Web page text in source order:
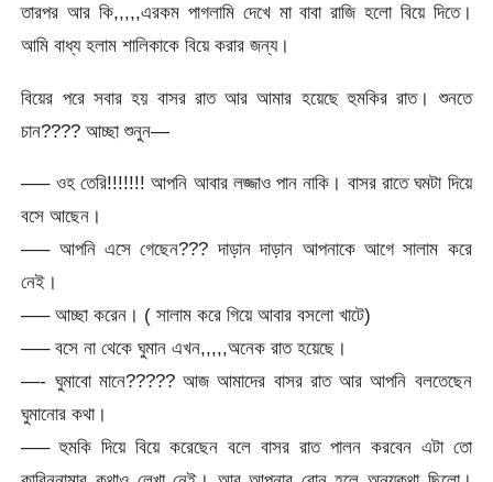
তারপর আর কি,,,,,এরকম পাগলামি দেখে মা বাবা রাজি হলো বিয়ে দিতে।
আমি বাধ্য হলাম শালিকাকে বিয়ে করার জন্য।
বিয়ের পরে সবার হয় বাসর রাত আর আমার হয়েছে হুমকির রাত। শুনতে
চান???? আচ্ছা শুনুন—
—– ওহ তেরি!!!!!!! আপনি আবার লজ্জাও পান নাকি। বাসর রাতে ঘমটা দিয়ে
বসে আছেন।
—– আপনি এসে গেছেন??? দাড়ান দাড়ান আপনাকে আগে সালাম করে
নেই।
—– আচ্ছা করেন। ( সালাম করে গিয়ে আবার বসলো খাটে)
—– বসে না থেকে ঘুমান এখন,,,,,অনেক রাত হয়েছে।
—- ঘুমাবো মানে????? আজ আমাদের বাসর রাত আর আপনি বলতেছেন
ঘুমানোর কথা।
—– হুমকি দিয়ে বিয়ে করেছেন বলে বাসর রাত পালন করবেন এটা তো